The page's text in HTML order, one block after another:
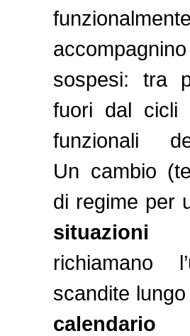
sospesi: tra
fuori dal cicli
funzionali
Un cambio
di regime per
situazioni
richiamano
scandite lungo
calendario